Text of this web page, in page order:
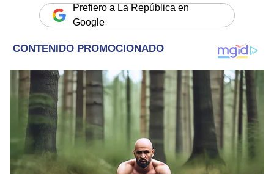
Prefiero a La República en
Google